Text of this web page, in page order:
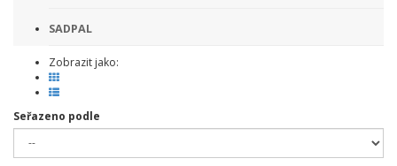
SADPAL
Zobrazit jako:
Seřazeno podle